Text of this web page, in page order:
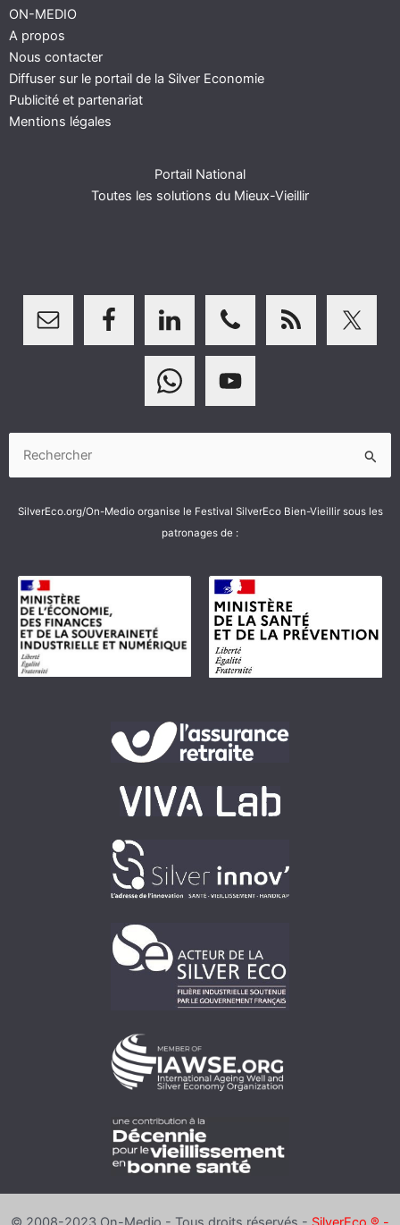
ON-MEDIO
A propos
Nous contacter
Diffuser sur le portail de la Silver Economie
Publicité et partenariat
Mentions légales
Portail National
Toutes les solutions du Mieux-Vieillir
SilverEco.org/On-Medio organise le Festival SilverEco Bien-Vieillir sous les
patronages de :